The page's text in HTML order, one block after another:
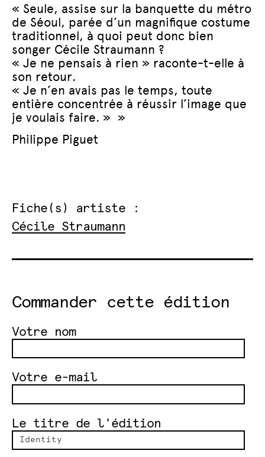
« Seule, assise sur la banquette du métro
de Séoul, parée d’un magnifique costume
traditionnel, à quoi peut donc bien
songer Cécile Straumann ?
« Je ne pensais à rien » raconte-t-elle à
son retour.
« Je n’en avais pas le temps, toute
entière concentrée à réussir l’image que
je voulais faire. » »
Philippe Piguet
Fiche(s) artiste :
Cécile Straumann
Commander cette édition
Votre nom
Votre e-mail
Le titre de l'édition